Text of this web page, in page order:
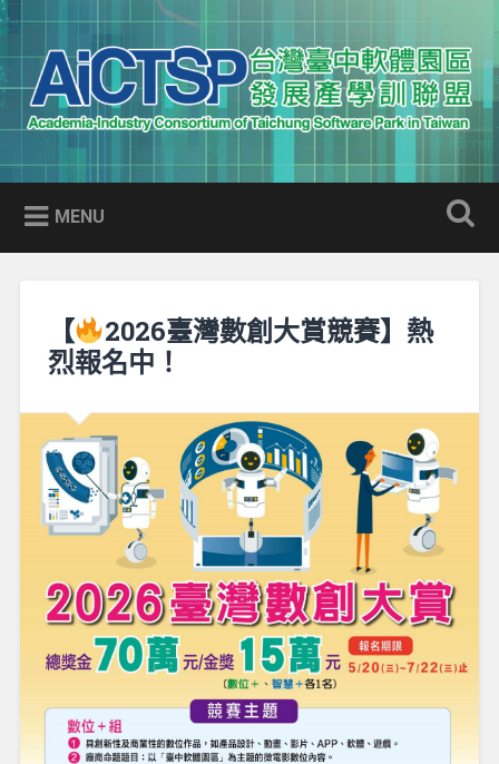
Skip
to
content
Search
AICTSP 台灣臺中軟體園區發展
產學訓聯盟
Academia-Industry Consortium of Taichung Software Park
in Taiwan
MENU
【
2026臺灣數創大賞競賽】熱
烈報名中！